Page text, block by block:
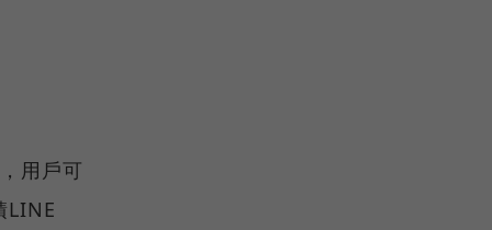
用戶可
LINE